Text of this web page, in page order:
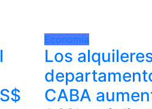
Economía
Los
CABA